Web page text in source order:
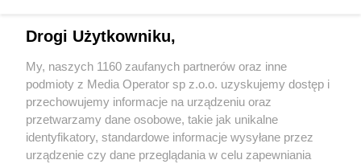
Wydawca mediówlokalnych
Drogi Użytkowniku,
My, naszych 1160 zaufanych partnerów oraz inne
podmioty z Media Operator sp z.o.o. uzyskujemy dostęp i
przechowujemy informacje na urządzeniu oraz
przetwarzamy dane osobowe, takie jak unikalne
identyfikatory, standardowe informacje wysyłane przez
urządzenie czy dane przeglądania w celu zapewniania